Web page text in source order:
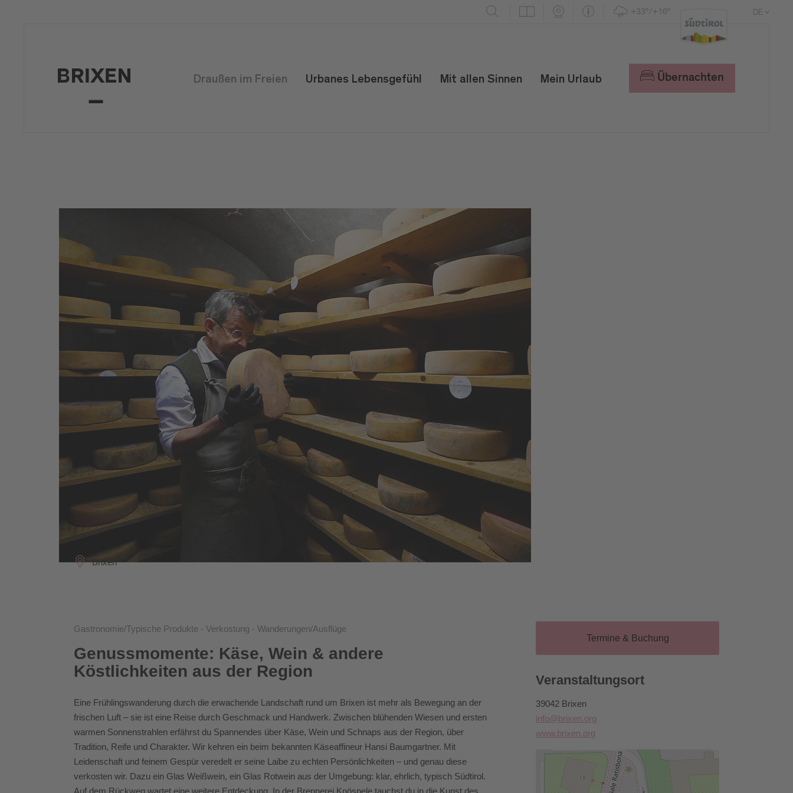
+33°/+16° DE
Draußen im Freien Urbanes Lebensgefühl Mit allen Sinnen Mein Urlaub Übernachten
Brixen
Gastronomie/Typische Produkte - Verkostung - Wanderungen/Ausflüge
Genussmomente: Käse, Wein & andere
Köstlichkeiten aus der Region
Eine Frühlingswanderung durch die erwachende Landschaft rund um Brixen ist mehr als Bewegung an der
frischen Luft – sie ist eine Reise durch Geschmack und Handwerk. Zwischen blühenden Wiesen und ersten
warmen Sonnenstrahlen erfährst du Spannendes über Käse, Wein und Schnaps aus der Region, über
Tradition, Reife und Charakter. Wir kehren ein beim bekannten Käseaffineur Hansi Baumgartner. Mit
Leidenschaft und feinem Gespür veredelt er seine Laibe zu echten Persönlichkeiten – und genau diese
verkosten wir. Dazu ein Glas Weißwein, ein Glas Rotwein aus der Umgebung: klar, ehrlich, typisch Südtirol.
Auf dem Rückweg wartet eine weitere Entdeckung. In der Brennerei Knöspele tauchst du in die Kunst des
Termine & Buchung
Veranstaltungsort
39042 Brixen
info@brixen.org
www.brixen.org